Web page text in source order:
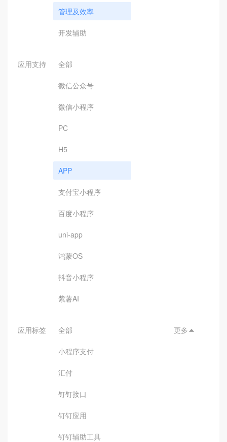
管理及效率
开发辅助
应用支持 全部
微信公众号
微信小程序
PC
H5
APP
支付宝小程序
百度小程序
uni-app
鸿蒙OS
抖音小程序
紫薯AI
应用标签 全部
小程序支付
汇付
钉钉接口
钉钉应用
钉钉辅助工具
更多 